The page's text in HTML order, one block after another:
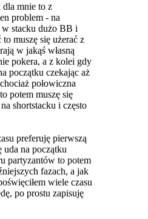
dla mnie to z
problem - na
stacku dużo BB i
to muszę się użerać z
w jakąś własną
pokera, a z kolei gdy
początku czekając aż
połowiczna
potem muszę się
shortstacku i często
preferuję pierwszą
uda na początku
partyzantów to potem
fazach, a jak
wiele czasu
po prostu zapisuję